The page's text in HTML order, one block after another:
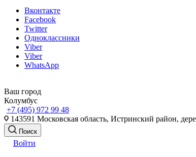
Вконтакте
Facebook
Twitter
Одноклассники
Viber
Viber
WhatsApp
Ваш город
Колумбус
+7 (495) 972 99 48
143591 Московская область, Истринский район,
Поиск
Войти